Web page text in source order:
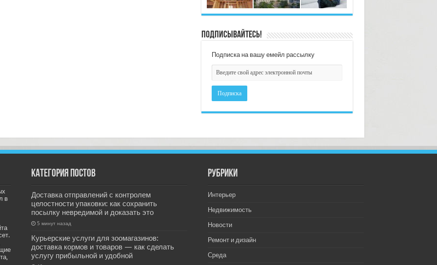
Подписывайтесь!
Подписка на вашу емейл рассылку
в
Категория постов
Доставка отправлений с контролем
целостности упаковки: как сохранить
посылку невредимой и доказать это
5 минут назад
Курьерские услуги для зоомагазинов:
доставка кормов и товаров — как сделать
услугу прибыльной и удобной
РУбрики
Интерьер
Недвижимость
Новости
Ремонт и дизайн
Среда